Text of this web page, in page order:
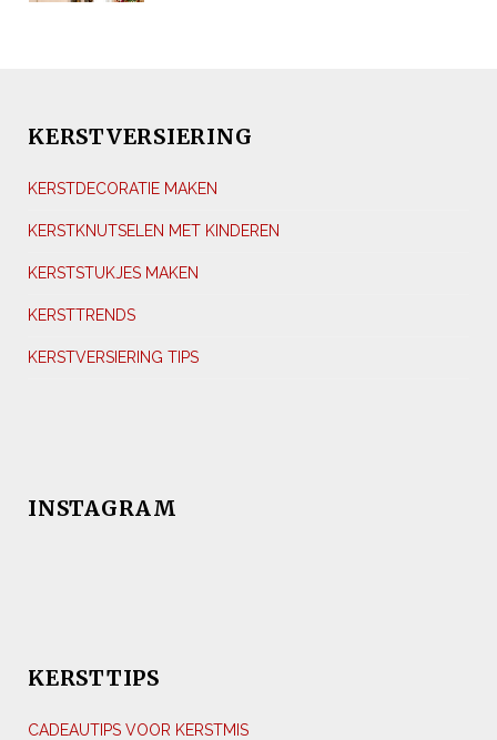
KERSTVERSIERING
KERSTDECORATIE MAKEN
KERSTKNUTSELEN MET KINDEREN
KERSTSTUKJES MAKEN
KERSTTRENDS
KERSTVERSIERING TIPS
INSTAGRAM
KERSTTIPS
CADEAUTIPS VOOR KERSTMIS